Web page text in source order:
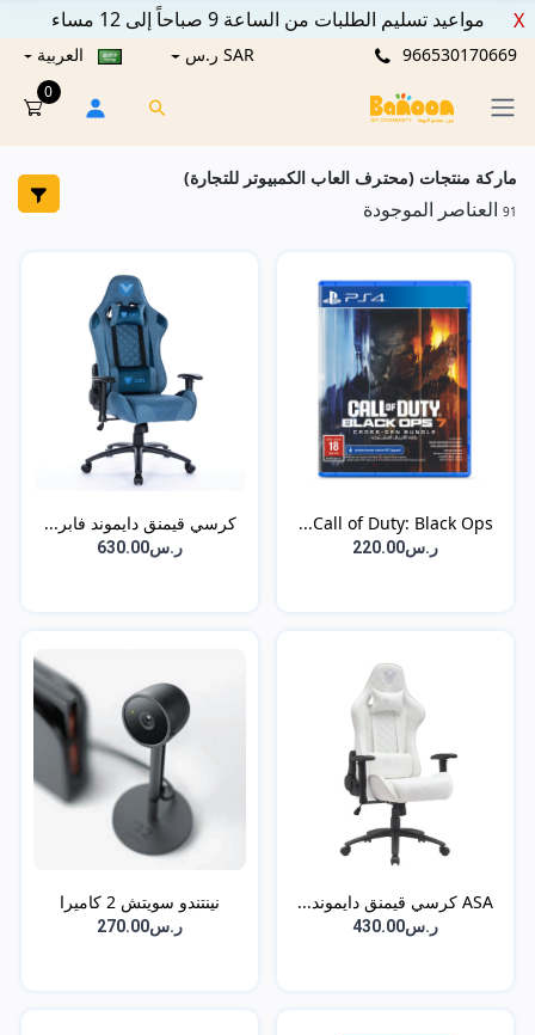
مواعيد تسليم الطلبات من الساعة 9 صباحاً إلى 12 مساء X
966530170669 SAR ر.س العربية
0
ماركة منتجات (محترف العاب الكمبيوتر للتجارة)
91 العناصر الموجودة
Call of Duty: Black Ops...
ر.س220.00
كرسي قيمنق دايموند فابر...
ر.س630.00
ASA كرسي قيمنق دايموند...
ر.س430.00
نينتندو سويتش 2 كاميرا
ر.س270.00